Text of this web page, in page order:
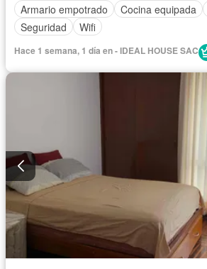
Armario empotrado
Cocina equipada
Seguridad
Wifi
Hace 1 semana, 1 día en - IDEAL HOUSE SAC